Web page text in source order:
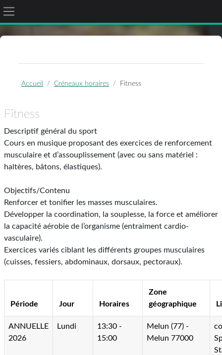
Passer au contenu principal
Panneau latéral
Accueil Créneaux horaires Fitness
Fitness
Descriptif général du sport
Cours en musique proposant des exercices de renforcement
musculaire et d’assouplissement (avec ou sans matériel :
haltères, bâtons, élastiques).
Objectifs/Contenu
Renforcer et tonifier les masses musculaires.
Développer la coordination, la souplesse, la force et améliorer
la capacité aérobie de l’organisme (entraiment cardio-
vasculaire).
Exercices variés ciblant les différents groupes musculaires
(cuisses, fessiers, abdominaux, dorsaux, pectoraux).
Période Jour Horaires
Zone
géographique
ANNUELLE
2026
Lundi
13:30 -
15:00
Melun (77) -
Melun 77000